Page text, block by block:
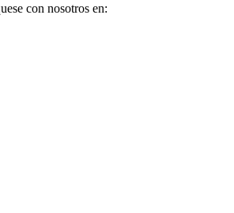
con nosotros en: